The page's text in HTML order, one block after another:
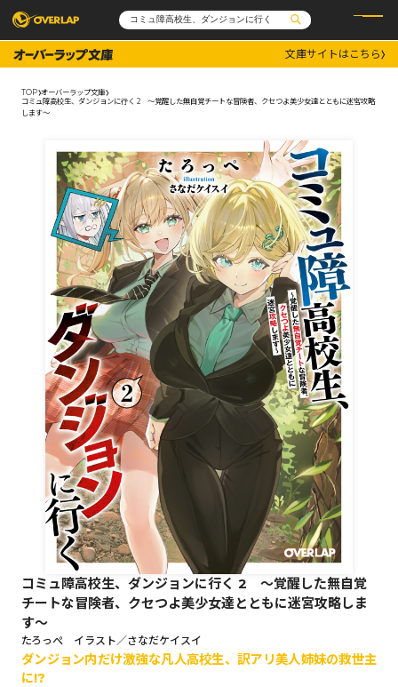
コミックガルド
コミッククリエ
LiQulle
ノベルス
ノベルスf
アニメ
ゲーム
オーバーラップ広報室
企業
会社概要
採用情報
アクセス
オーバーラップホールディングス
お問い合わせはこちら
オーバーラップ文庫
オーバーラップノベルス
オーバーラップノベルスf
ロサージュノベルス
コミックガルド
コミッククリエ
文庫サイトはこちら
TOP オーバーラップ文庫
コミュ障高校生、ダンジョンに行く 2 ～覚醒した無自覚チートな冒険者、クセつよ美少女達とともに迷宮攻略
します～
コミュ障高校生、ダンジョンに行く 2 ～覚醒した無自覚
チートな冒険者、クセつよ美少女達とともに迷宮攻略しま
す～
たろっぺ イラスト／さなだケイスイ
ダンジョン内だけ激強な凡人高校生、訳アリ美人姉妹の救世主
に!?